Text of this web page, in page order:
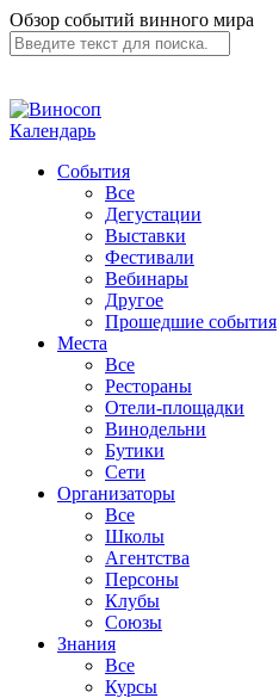
Обзор событий винного мира
Календарь
События
Все
Дегустации
Выставки
Фестивали
Вебинары
Другое
Прошедшие события
Места
Все
Рестораны
Отели-площадки
Винодельни
Бутики
Сети
Организаторы
Все
Школы
Агентства
Персоны
Клубы
Союзы
Знания
Все
Курсы